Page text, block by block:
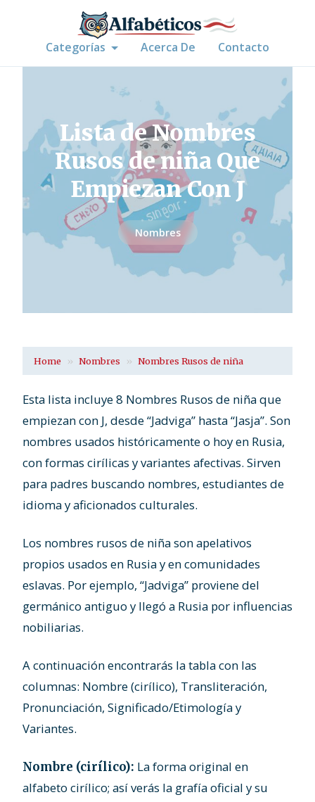
Categorías Acerca De Contacto
Lista de Nombres
Rusos de niña Que
Empiezan Con J
Nombres
Home Nombres Nombres Rusos de niña
Esta lista incluye 8 Nombres Rusos de niña que
empiezan con J, desde “Jadviga” hasta “Jasja”. Son
nombres usados históricamente o hoy en Rusia,
con formas cirílicas y variantes afectivas. Sirven
para padres buscando nombres, estudiantes de
idioma y aficionados culturales.
Los nombres rusos de niña son apelativos
propios usados en Rusia y en comunidades
eslavas. Por ejemplo, “Jadviga” proviene del
germánico antiguo y llegó a Rusia por influencias
nobiliarias.
A continuación encontrarás la tabla con las
columnas: Nombre (cirílico), Transliteración,
Pronunciación, Significado/Etimología y
Variantes.
Nombre (cirílico): La forma original en
alfabeto cirílico; así verás la grafía oficial y su